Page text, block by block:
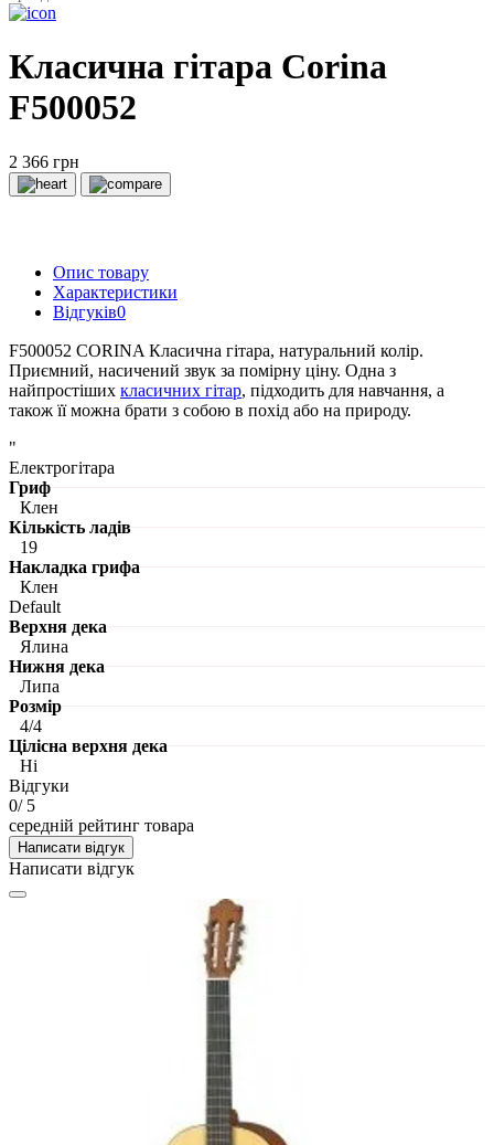
Класична гітара Corina
F500052
2 366 грн
Опис товару
Характеристики
Відгуків0
F500052 CORINA Класична гітара, натуральний колір.
Приємний, насичений звук за помірну ціну. Одна з
найпростіших класичних гітар, підходить для навчання, а
також її можна брати з собою в похід або на природу.
"
Електрогітара
Гриф
Клен
Кількість ладів
19
Накладка грифа
Клен
Default
Верхня дека
Ялина
Нижня дека
Липа
Розмір
4/4
Цілісна верхня дека
Ні
Відгуки
0/ 5
середній рейтинг товара
Написати відгук
Написати відгук